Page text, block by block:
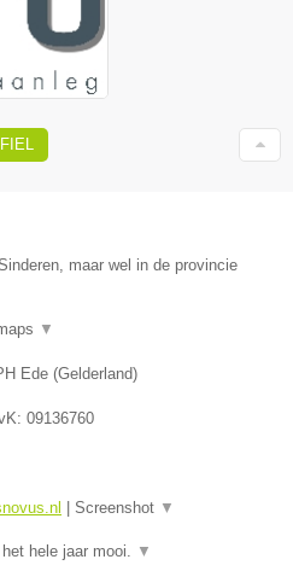
maar wel in de provincie
▼
Ede (Gelderland)
09136760
Screenshot ▼
hele jaar mooi. ▼